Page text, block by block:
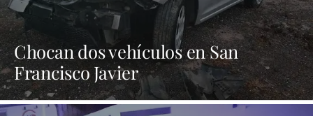
Chocan dos vehículos en San
Francisco Javier